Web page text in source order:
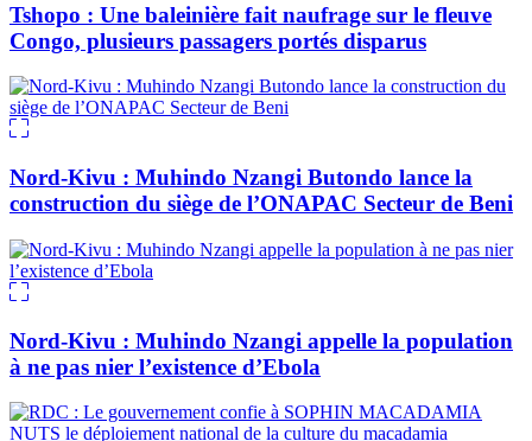
Tshopo : Une baleinière fait naufrage sur le fleuve
Congo, plusieurs passagers portés disparus
Nord-Kivu : Muhindo Nzangi Butondo lance la
construction du siège de l’ONAPAC Secteur de Beni
Nord-Kivu : Muhindo Nzangi appelle la population
à ne pas nier l’existence d’Ebola